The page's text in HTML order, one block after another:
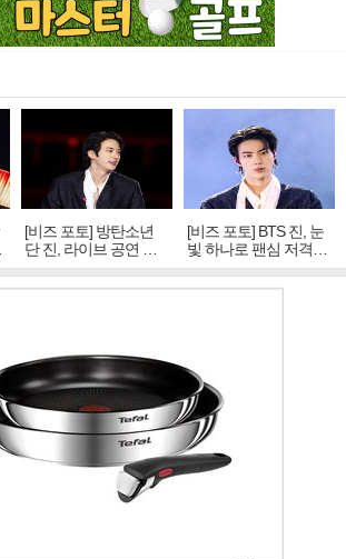
[비즈 포토] 방탄소년
단 진, 라이브 공연 중
빛나는 독보적 아우라
[비즈 포토] BTS 진, 눈
빛 하나로 팬심 저격…
독보적 카리스마